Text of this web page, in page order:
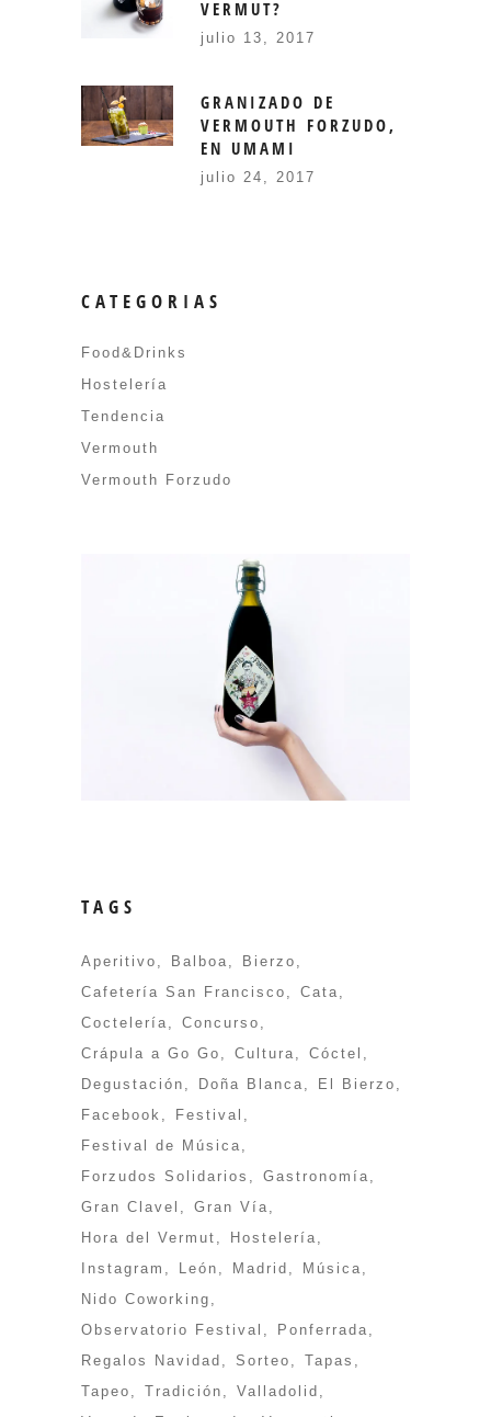
VERMUT?
julio 13, 2017
GRANIZADO DE
VERMOUTH FORZUDO,
EN UMAMI
julio 24, 2017
CATEGORIAS
Food&Drinks
Hostelería
Tendencia
Vermouth
Vermouth Forzudo
TAGS
Aperitivo Balboa
Bierzo
Cafetería San Francisco
Cata
Coctelería
Concurso
Crápula a Go Go
Cultura
Cóctel
Degustación
Doña Blanca
El Bierzo
Facebook
Festival
Festival de Música
Forzudos Solidarios
Gastronomía
Gran Clavel
Gran Vía
Hora del Vermut
Hostelería
Instagram
León Madrid
Música
Nido Coworking
Observatorio Festival
Ponferrada
Regalos Navidad
Sorteo
Tapas
Tapeo
Tradición
Valladolid